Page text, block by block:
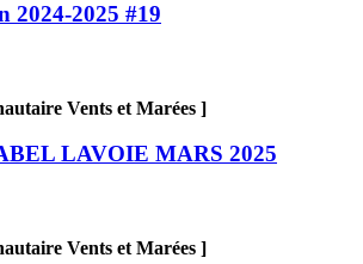
2024-2025 #19
Vents et Marées ]
LAVOIE MARS 2025
Vents et Marées ]